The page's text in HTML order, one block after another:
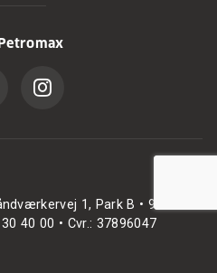
1, Park B • 9700
40 00 • Cvr.: 37896047